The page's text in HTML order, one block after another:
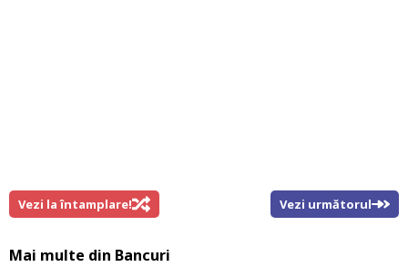
Vezi la întamplare! Vezi următorul
Mai multe din Bancuri